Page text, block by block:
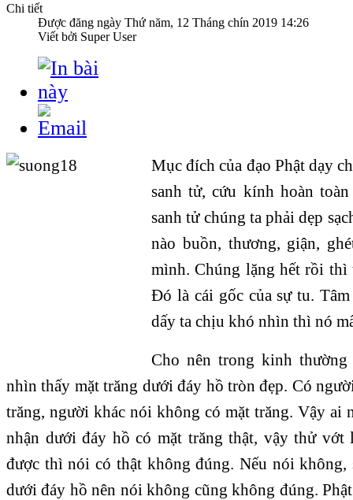
Chi tiết
Được đăng ngày Thứ năm, 12 Tháng chín 2019 14:26
Viết bởi Super User
Mục đích của đạo Phật dạy
sanh tử, cứu kính hoàn
sanh tử chúng ta phải dẹp
nào buồn, thương, giận,
mình. Chúng lặng hết rồi thì
Đó là cái gốc của sự tu.
dấy ta chịu khó nhìn thì nó
Cho nên trong kinh
nhìn thấy mặt trăng dưới đáy hồ tròn đẹp. Có
trăng, người khác nói không có mặt trăng. Vậy ai
nhận dưới đáy hồ có mặt trăng thật, vậy thử
được thì nói có thật không đúng. Nếu nói không,
dưới đáy hồ nên nói không cũng không đúng.